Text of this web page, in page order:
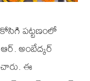
పట్టణంలో
అంబేద్కర్
ఈ